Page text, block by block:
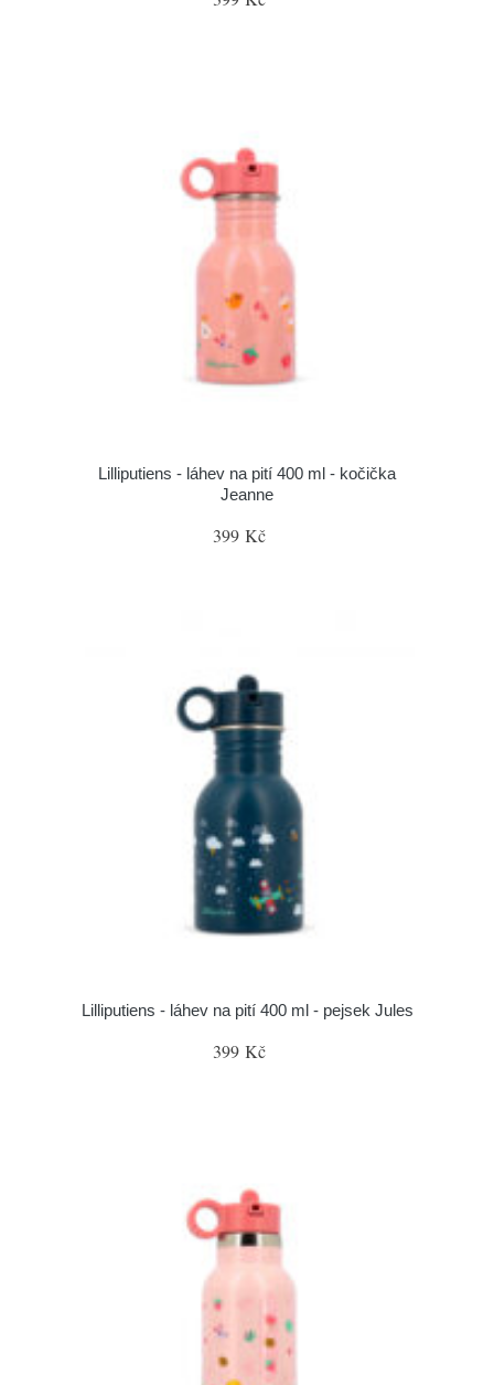
Lilliputiens - láhev na pití 400 ml - kočička
Jeanne
399 Kč
Lilliputiens - láhev na pití 400 ml - pejsek Jules
399 Kč